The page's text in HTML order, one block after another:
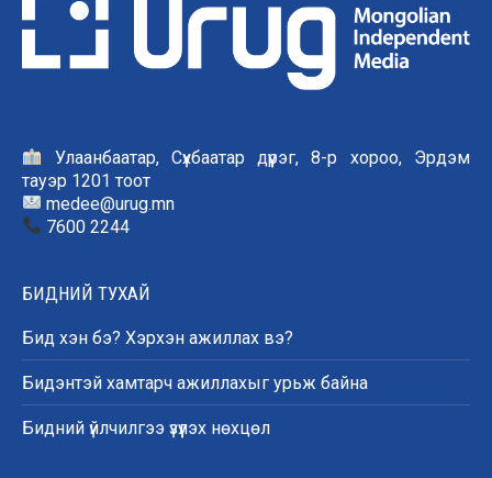
Улаанбаатар, Сүхбаатар дүүрэг, 8-р хороо, Эрдэм
тауэр 1201 тоот
medee@urug.mn
7600 2244
БИДНИЙ ТУХАЙ
Бид хэн бэ? Хэрхэн ажиллах вэ?
Бидэнтэй хамтарч ажиллахыг урьж байна
Бидний үйлчилгээ үзүүлэх нөхцөл